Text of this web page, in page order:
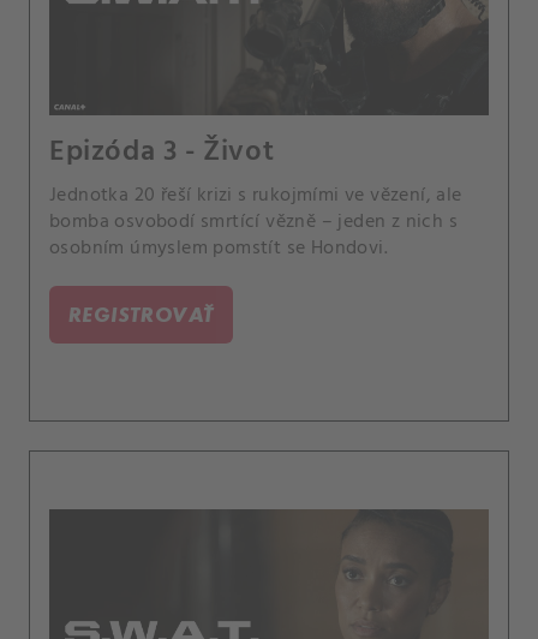
Epizóda 3 - Život
Jednotka 20 řeší krizi s rukojmími ve vězení, ale
bomba osvobodí smrtící vězně – jeden z nich s
osobním úmyslem pomstít se Hondovi.
REGISTROVAŤ